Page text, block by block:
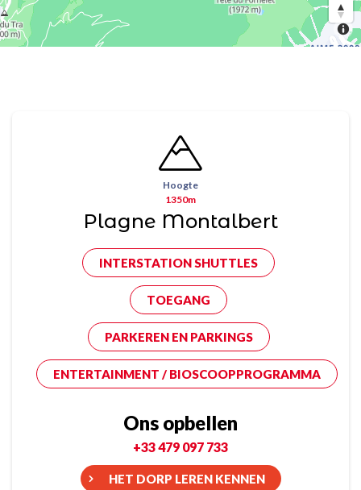
Hoogte
1350m
Plagne Montalbert
INTERSTATION SHUTTLES
TOEGANG
PARKEREN EN PARKINGS
ENTERTAINMENT / BIOSCOOPPROGRAMMA
Ons opbellen
+33 479 097 733
HET DORP LEREN KENNEN